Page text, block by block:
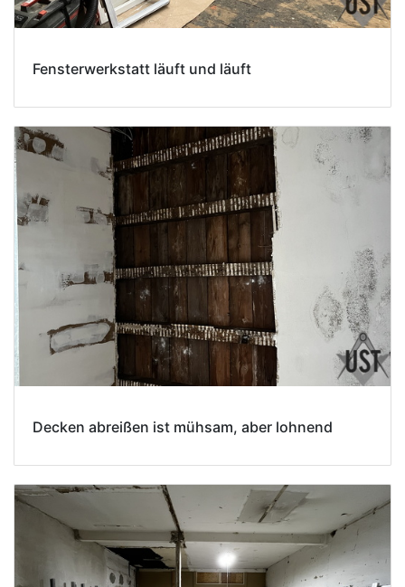
Fensterwerkstatt läuft und läuft
Decken abreißen ist mühsam, aber lohnend